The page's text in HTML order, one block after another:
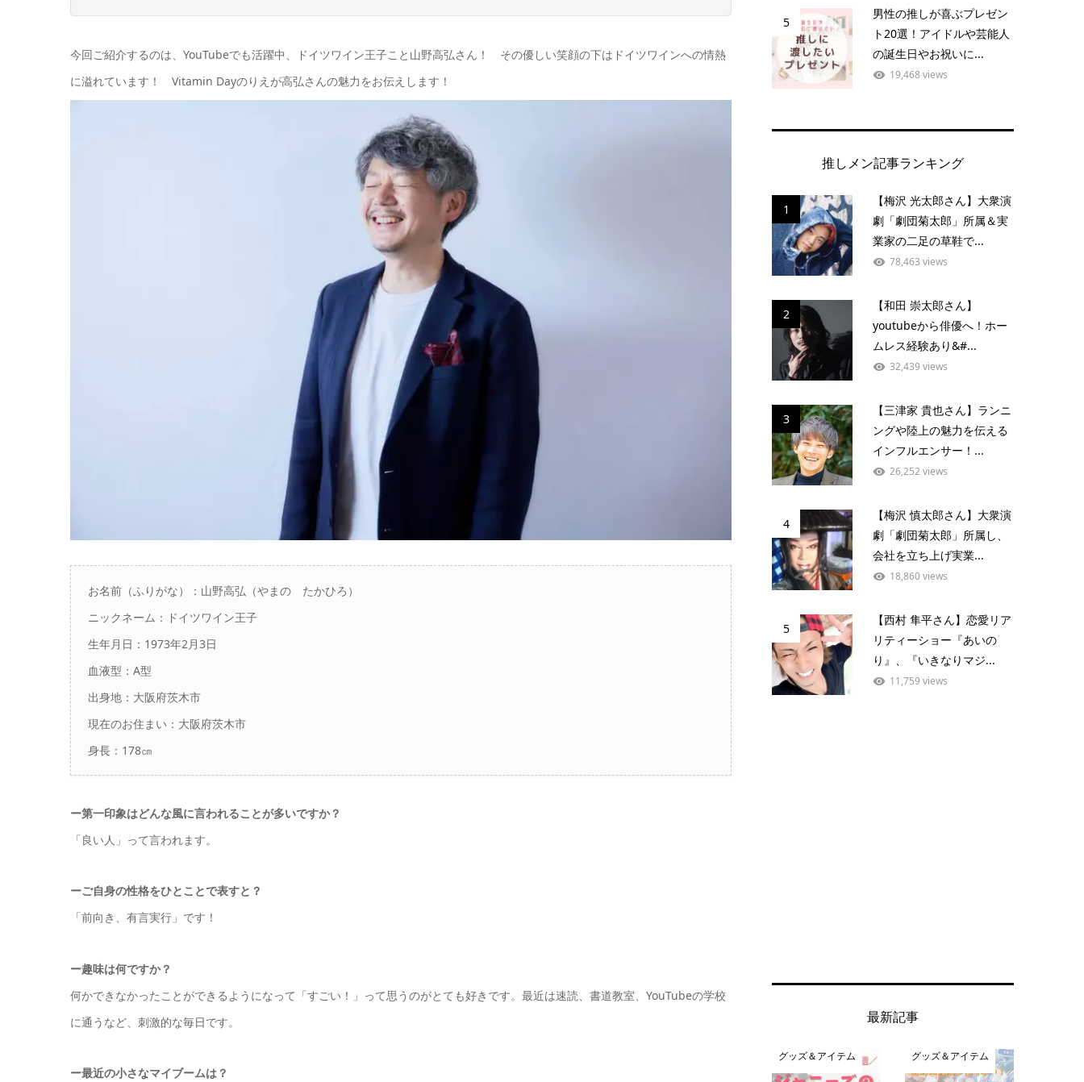
今回ご紹介するのは、YouTubeでも活躍中、ドイツワイン王子こと 山野高弘さん！ その優しい笑顔の下はドイツワインへの情熱
に溢れています！ Vitamin Dayのりえが高弘さんの魅力をお伝えします！
お名前（ふりがな）： 山野高弘（やまの たかひろ）
ニックネーム：ドイツワイン王子
生年月日：1973年2月3日
血液型：A型
出身地：大阪府茨木市
現在のお住まい：大阪府茨木市
身長：178㎝
ー第一印象はどんな風に言われることが多いですか？
「良い人」って言われます。
ーご自身の性格をひとことで表すと？
「前向き、有言実行」です！
ー趣味は何ですか？
何かできなかったことができるようになって「すごい！」って思うのがとても好きです。最近は速読、書道教室、YouTubeの学校
に通うなど、刺激的な毎日です。
ー最近の小さなマイブームは？
5
男性の推しが喜ぶプレゼン
ト20選！アイドルや芸能人
の誕生日やお祝いに...
19,468 views
推しメン記事ランキング
1
【梅沢 光太郎さん】大衆演
劇「劇団菊太郎」所属＆実
業家の二足の草鞋で...
78,463 views
2
【和田 崇太郎さん】
youtubeから俳優へ！ホー
ムレス経験あり&#...
32,439 views
3
【三津家 貴也さん】ランニ
ングや陸上の魅力を伝える
インフルエンサー！...
26,252 views
4
【梅沢 慎太郎さん】大衆演
劇「劇団菊太郎」所属し、
会社を立ち上げ実業...
18,860 views
5
【西村 隼平さん】恋愛リア
リティーショー『あいの
り』、『いきなりマジ...
11,759 views
最新記事
グッズ＆アイテム グッズ＆アイテム